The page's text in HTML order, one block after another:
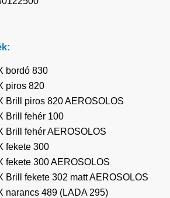
bordó 830
piros 820
Brill piros 820 AEROSOLOS
Brill fehér 100
Brill fehér AEROSOLOS
fekete 300
fekete 300 AEROSOLOS
Brill fekete 302 matt AEROSOLOS
narancs 489 (LADA 295)